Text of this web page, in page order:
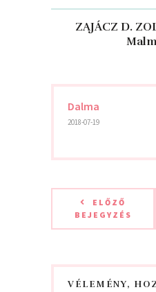
ZAJÁCZ D.
Dalma
2018-07-19
ELŐZŐ
BEJEGYZÉS
VÉLEMÉNY,